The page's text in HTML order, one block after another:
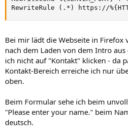
RewriteRule (.*) https://
Bei mir lädt die Webseite in Firefox
nach dem Laden von dem Intro
ich nicht auf "Kontakt" klicken - da
Kontakt-Bereich erreiche ich nur
oben.
Beim Formular sehe ich beim
"Please enter your name." beim
deutsch.